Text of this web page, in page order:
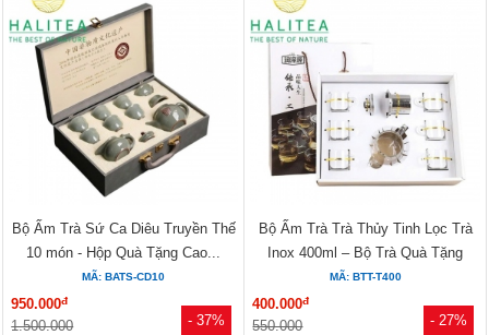
- 37%
Bộ Ấm Trà Sứ Ca Diêu Truyền Thế
10 món - Hộp Quà Tặng Cao...
MÃ: BATS-CD10
950.000đ
1.500.000 - 27%
Bộ Ấm Trà Trà Thủy Tinh Lọc Trà
Inox 400ml – Bộ Trà Quà Tặng
MÃ: BTT-T400
400.000đ
550.000